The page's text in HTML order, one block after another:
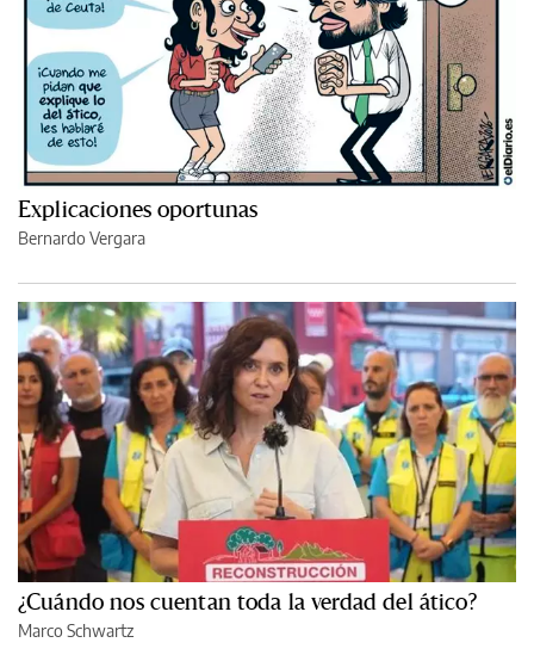
Explicaciones oportunas
Bernardo Vergara
¿Cuándo nos cuentan toda la verdad del ático?
Marco Schwartz